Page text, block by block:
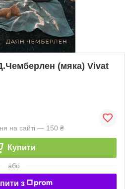
(мяка) Vivat
на сайті — 150 ₴
Купити
або
з